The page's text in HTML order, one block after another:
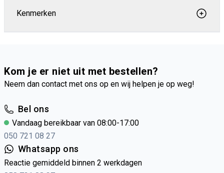
Kenmerken
Kom je er niet uit met bestellen?
Neem dan contact met ons op en wij helpen je op weg!
Bel ons
Vandaag bereikbaar van 08:00-17:00
050 721 08 27
Whatsapp ons
Reactie gemiddeld binnen 2 werkdagen